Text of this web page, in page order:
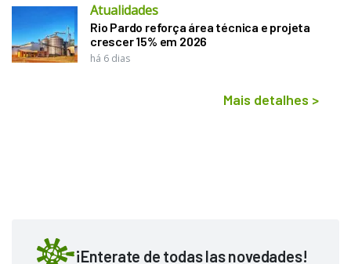
Atualidades
Rio Pardo reforça área técnica e projeta
crescer 15% em 2026
há 6 dias
Mais detalhes >
¡Enterate de todas las novedades!